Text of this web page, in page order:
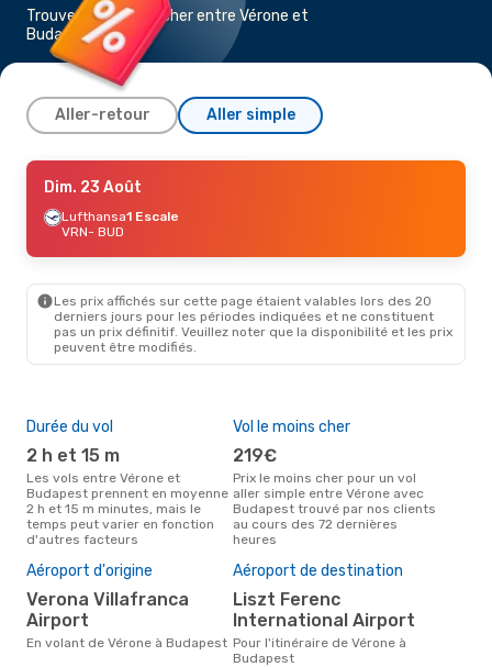
Trouvez un vol pas cher entre Vérone et
Budapest
Aller-retour Aller simple
Jeu. 17 Sept.
Lufthansa1 Escale
VRN- BUD
BUD- VRN
Dim. 23 Août
Lufthansa1 Escale
VRN- BUD
Les prix affichés sur cette page étaient valables lors des 20
derniers jours pour les périodes indiquées et ne constituent
pas un prix définitif. Veuillez noter que la disponibilité et les prix
peuvent être modifiés.
Durée du vol
2 h et 15 m
Les vols entre Vérone et
Budapest prennent en moyenne
2 h et 15 m minutes, mais le
temps peut varier en fonction
d'autres facteurs
Vol le moins cher
219€
Prix le moins cher pour un vol
aller simple entre Vérone avec
Budapest trouvé par nos clients
au cours des 72 dernières
heures
Aéroport d'origine
Verona Villafranca
Airport
En volant de Vérone à Budapest
Aéroport de destination
Liszt Ferenc
International Airport
Pour l'itinéraire de Vérone à
Budapest